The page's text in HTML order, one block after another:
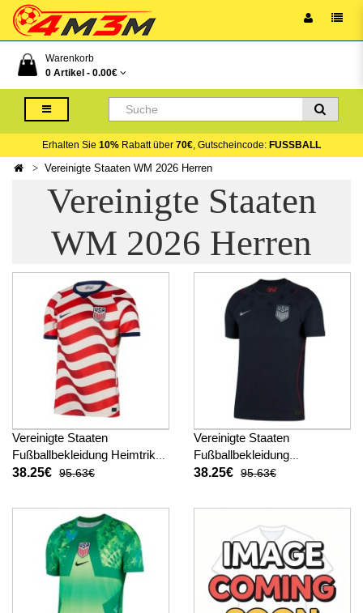
Warenkorb
0 Artikel - 0.00€
Erhalten Sie 10% Rabatt über 70€, Gutscheincode: FUSSBALL
Vereinigte Staaten WM 2026 Herren
Vereinigte Staaten
WM 2026 Herren
Vereinigte Staaten
Fußballbekleidung Heimtrikot
WM 2026 Kurzarm
38.25€ 95.63€
Vereinigte Staaten
Fußballbekleidung
Auswärtstrikot WM 2026
38.25€ 95.63€